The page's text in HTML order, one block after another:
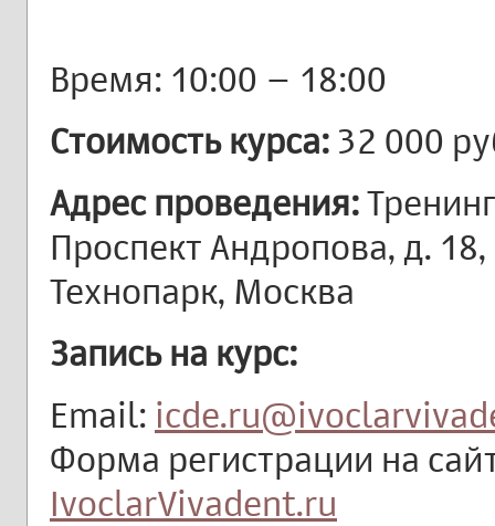
Время: 10:00 – 18:00
Стоимость курса: 32 000
Адрес проведения:
Проспект Андропова, д.
Технопарк, Москва
Запись на курс:
Email:
Форма регистрации на
IvoclarVivadent.ru